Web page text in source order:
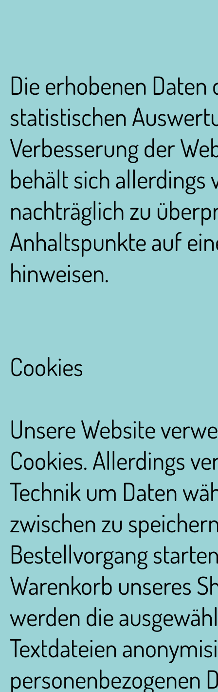
Die erhobenen
statistischen
Verbesserung der
behält sich allerdings
nachträglich zu
Anhaltspunkte auf
hinweisen.
Cookies
Unsere Website
Cookies. Allerdings
Technik um Daten
zwischen zu
Bestellvorgang
Warenkorb unseres
werden die
Textdateien
personenbezogenen